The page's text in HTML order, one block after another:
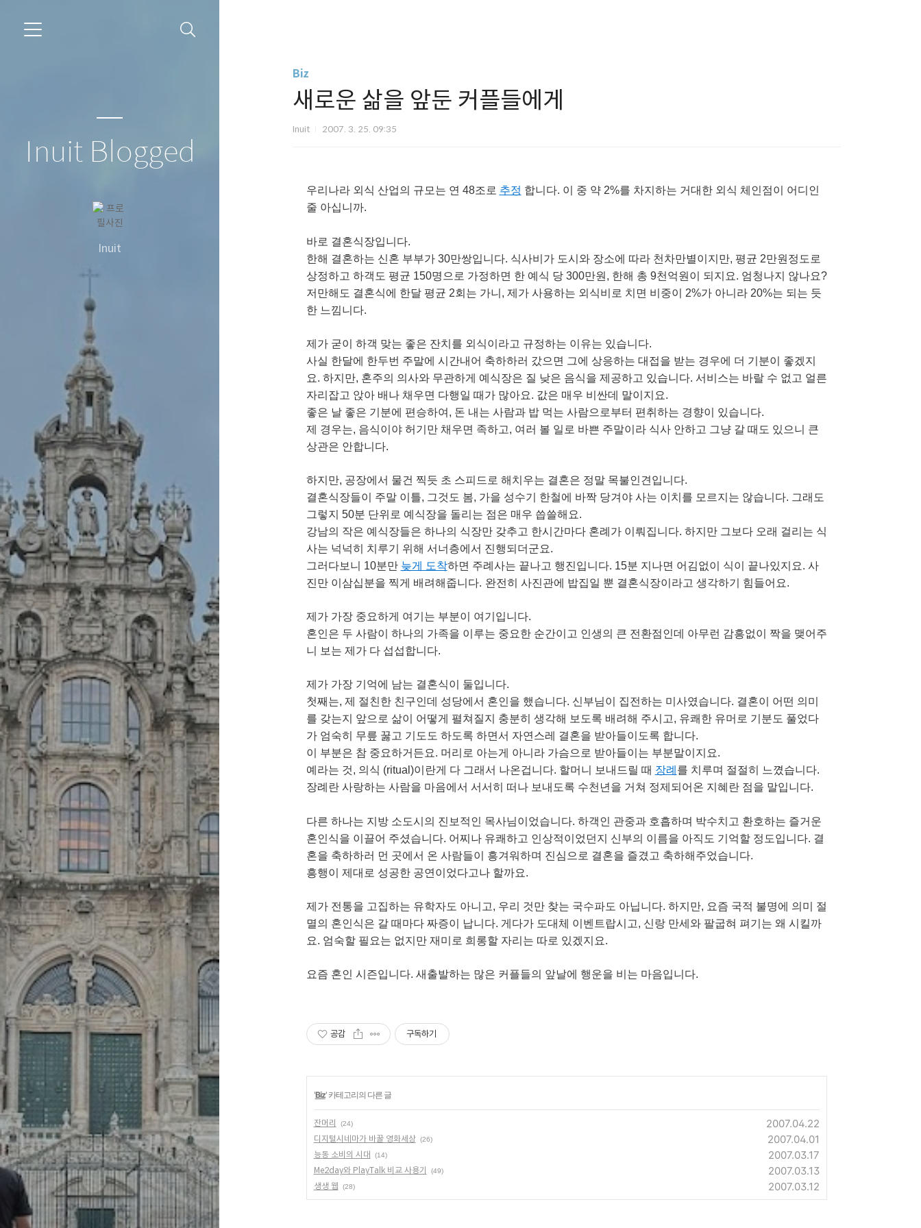
Inuit Blogged
Inuit
Biz
새로운 삶을 앞둔 커플들에게
Inuit 2007. 3. 25. 09:35
우리나라 외식 산업의 규모는 연 48조로 추정 합니다. 이 중 약 2%를 차지하는 거대한 외식 체인점이 어디인
줄 아십니까.
바로 결혼식장입니다.
한해 결혼하는 신혼 부부가 30만쌍입니다. 식사비가 도시와 장소에 따라 천차만별이지만, 평균 2만원정도로
상정하고 하객도 평균 150명으로 가정하면 한 예식 당 300만원, 한해 총 9천억원이 되지요. 엄청나지 않나요?
저만해도 결혼식에 한달 평균 2회는 가니, 제가 사용하는 외식비로 치면 비중이 2%가 아니라 20%는 되는 듯
한 느낌니다.
제가 굳이 하객 맞는 좋은 잔치를 외식이라고 규정하는 이유는 있습니다.
사실 한달에 한두번 주말에 시간내어 축하하러 갔으면 그에 상응하는 대접을 받는 경우에 더 기분이 좋겠지
요. 하지만, 혼주의 의사와 무관하게 예식장은 질 낮은 음식을 제공하고 있습니다. 서비스는 바랄 수 없고 얼른
자리잡고 앉아 배나 채우면 다행일 때가 많아요. 값은 매우 비싼데 말이지요.
좋은 날 좋은 기분에 편승하여, 돈 내는 사람과 밥 먹는 사람으로부터 편취하는 경향이 있습니다.
제 경우는, 음식이야 허기만 채우면 족하고, 여러 볼 일로 바쁜 주말이라 식사 안하고 그냥 갈 때도 있으니 큰
상관은 안합니다.
하지만, 공장에서 물건 찍듯 초 스피드로 해치우는 결혼은 정말 목불인견입니다.
결혼식장들이 주말 이틀, 그것도 봄, 가을 성수기 한철에 바짝 당겨야 사는 이치를 모르지는 않습니다. 그래도
그렇지 50분 단위로 예식장을 돌리는 점은 매우 씁쓸해요.
강남의 작은 예식장들은 하나의 식장만 갖추고 한시간마다 혼례가 이뤄집니다. 하지만 그보다 오래 걸리는 식
사는 넉넉히 치루기 위해 서너층에서 진행되더군요.
그러다보니 10분만 늦게 도착하면 주례사는 끝나고 행진입니다. 15분 지나면 어김없이 식이 끝나있지요. 사
진만 이삼십분을 찍게 배려해줍니다. 완전히 사진관에 밥집일 뿐 결혼식장이라고 생각하기 힘들어요.
제가 가장 중요하게 여기는 부분이 여기입니다.
혼인은 두 사람이 하나의 가족을 이루는 중요한 순간이고 인생의 큰 전환점인데 아무런 감흥없이 짝을 맺어주
니 보는 제가 다 섭섭합니다.
제가 가장 기억에 남는 결혼식이 둘입니다.
첫째는, 제 절친한 친구인데 성당에서 혼인을 했습니다. 신부님이 집전하는 미사였습니다. 결혼이 어떤 의미
를 갖는지 앞으로 삶이 어떻게 펼쳐질지 충분히 생각해 보도록 배려해 주시고, 유쾌한 유머로 기분도 풀었다
가 엄숙히 무릎 꿇고 기도도 하도록 하면서 자연스레 결혼을 받아들이도록 합니다.
이 부분은 참 중요하거든요. 머리로 아는게 아니라 가슴으로 받아들이는 부분말이지요.
예라는 것, 의식 (ritual)이란게 다 그래서 나온겁니다. 할머니 보내드릴 때 장례 를 치루며 절절히 느꼈습니다.
장례란 사랑하는 사람을 마음에서 서서히 떠나 보내도록 수천년을 거쳐 정제되어온 지혜란 점을 말입니다.
다른 하나는 지방 소도시의 진보적인 목사님이었습니다. 하객인 관중과 호흡하며 박수치고 환호하는 즐거운
혼인식을 이끌어 주셨습니다. 어찌나 유쾌하고 인상적이었던지 신부의 이름을 아직도 기억할 정도입니다. 결
혼을 축하하러 먼 곳에서 온 사람들이 흥겨워하며 진심으로 결혼을 즐겼고 축하해주었습니다.
흥행이 제대로 성공한 공연이었다고나 할까요.
제가 전통을 고집하는 유학자도 아니고, 우리 것만 찾는 국수파도 아닙니다. 하지만, 요즘 국적 불명에 의미 절
멸의 혼인식은 갈 때마다 짜증이 납니다. 게다가 도대체 이벤트랍시고, 신랑 만세와 팔굽혀 펴기는 왜 시킬까
요. 엄숙할 필요는 없지만 재미로 희롱할 자리는 따로 있겠지요.
요즘 혼인 시즌입니다. 새출발하는 많은 커플들의 앞날에 행운을 비는 마음입니다.
공감 구독하기
'Biz' 카테고리의 다른 글
잔머리 (24) 2007.04.22
디지털시네마가 바꿀 영화세상 (26) 2007.04.01
능동 소비의 시대 (14) 2007.03.17
Me2day와 PlayTalk 비교 사용기 (49) 2007.03.13
생생 웹 (28) 2007.03.12